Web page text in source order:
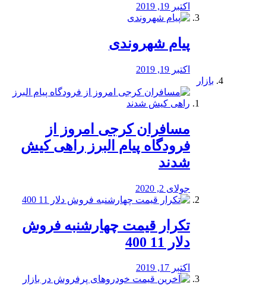
اکتبر 19, 2019
پیام شهروندی
اکتبر 19, 2019
بازار
مسافران کرجی امروز از
فرودگاه پیام البرز راهی کیش
شدند
جولای 2, 2020
تکرار قیمت چهارشنبه فروش
دلار 11 400
اکتبر 17, 2019